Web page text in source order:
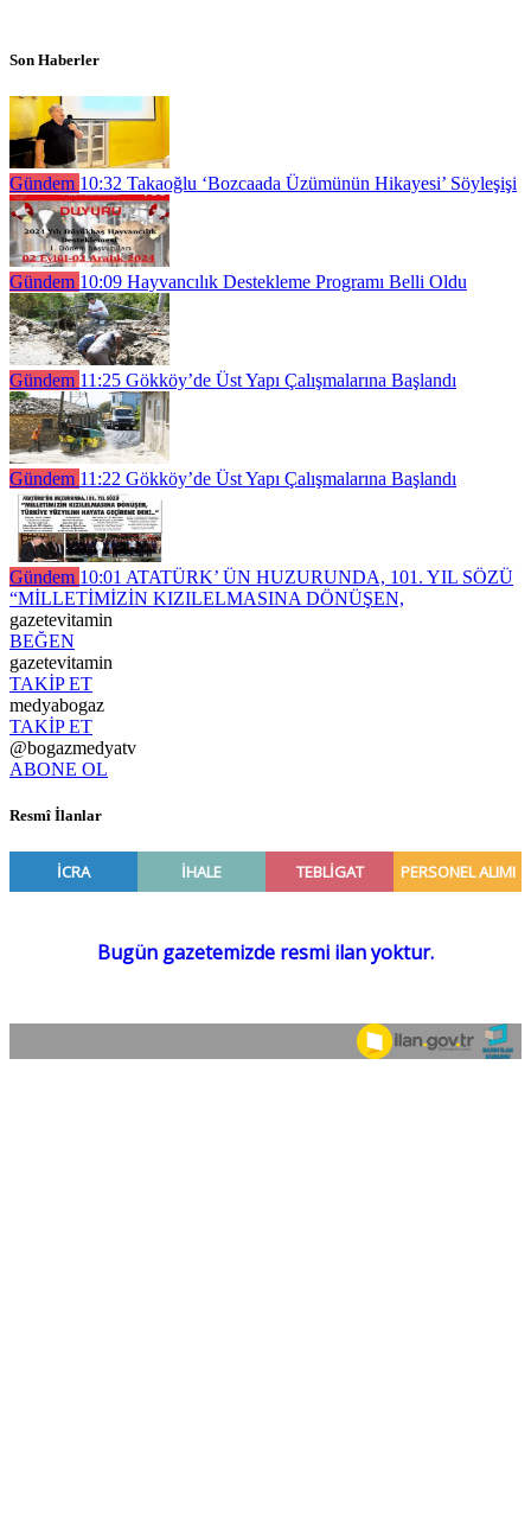
Son Haberler
Gündem 10:32 Takaoğlu ‘Bozcaada Üzümünün Hikayesi’ Söyleşişi
Gündem 10:09 Hayvancılık Destekleme Programı Belli Oldu
Gündem 11:25 Gökköy’de Üst Yapı Çalışmalarına Başlandı
Gündem 11:22 Gökköy’de Üst Yapı Çalışmalarına Başlandı
Gündem 10:01 ATATÜRK’ ÜN HUZURUNDA, 101. YIL SÖZÜ
“MİLLETİMİZİN KIZILELMASINA DÖNÜŞEN,
gazetevitamin
BEĞEN
gazetevitamin
TAKİP ET
medyabogaz
TAKİP ET
@bogazmedyatv
ABONE OL
Resmî İlanlar